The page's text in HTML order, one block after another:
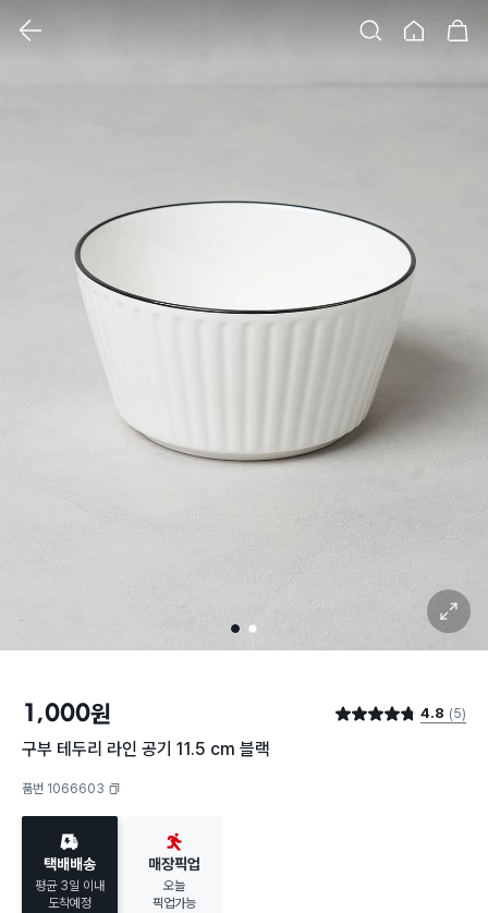
1 2
확대 보기
1,000원 별점 4.8점 4.8 (5)
구부 테두리 라인 공기 11.5 cm 블랙
품번 1066603
택배배송
평균 3일 이내
도착예정
매장픽업
오늘
픽업가능